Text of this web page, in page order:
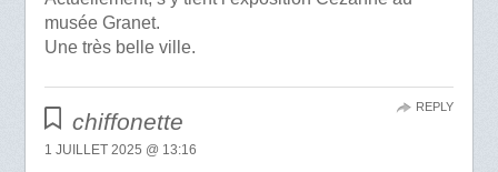
musée Granet.
Une très belle ville.
chiffonette
1 JUILLET 2025 @ 13:16
REPLY